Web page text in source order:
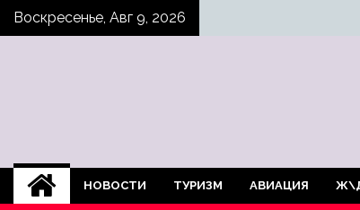
SkipВоскресенье, Авг 9, 2026
НОВОСТИ ТУРИЗМ АВИАЦИЯ